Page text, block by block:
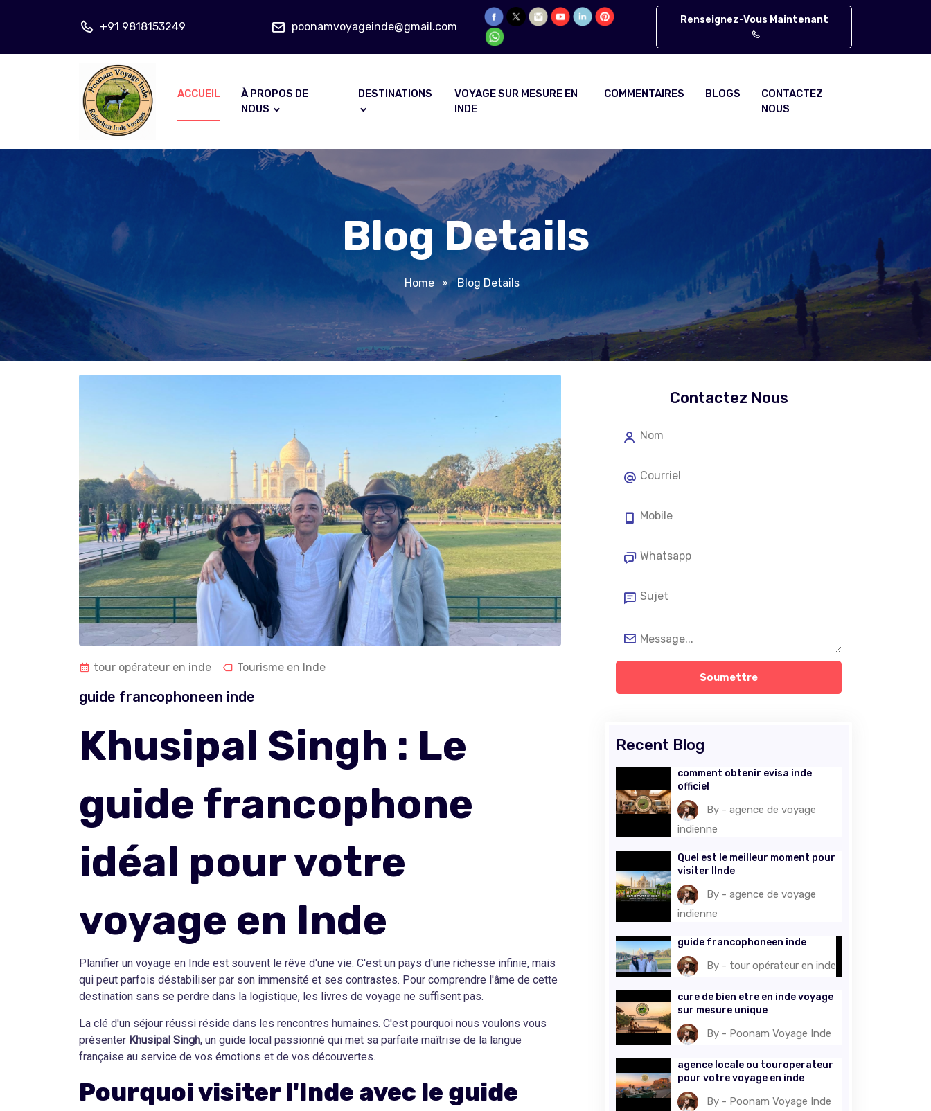
+91 9818153249 poonamvoyageinde@gmail.com
Renseignez-Vous Maintenant
ACCUEIL
À PROPOS DE
NOUS
DESTINATIONS
VOYAGE SUR MESURE EN
INDE
COMMENTAIRES BLOGS
CONTACTEZ
NOUS
Blog Details
Home Blog Details
tour opérateur en inde Tourisme en Inde
guide francophoneen inde
Khusipal Singh : Le
guide francophone
idéal pour votre
voyage en Inde
Planifier un voyage en Inde est souvent le rêve d'une vie. C'est un pays d'une richesse infinie, mais
qui peut parfois déstabiliser par son immensité et ses contrastes. Pour comprendre l'âme de cette
destination sans se perdre dans la logistique, les livres de voyage ne suffisent pas.
La clé d'un séjour réussi réside dans les rencontres humaines. C'est pourquoi nous voulons vous
présenter Khusipal Singh, un guide local passionné qui met sa parfaite maîtrise de la langue
française au service de vos émotions et de vos découvertes.
Pourquoi visiter l'Inde avec le guide
Contactez Nous
Soumettre
Recent Blog
comment obtenir evisa inde
officiel
By - agence de voyage
indienne
Quel est le meilleur moment pour
visiter lInde
By - agence de voyage
indienne
guide francophoneen inde
By - tour opérateur en inde
cure de bien etre en inde voyage
sur mesure unique
By - Poonam Voyage Inde
agence locale ou touroperateur
pour votre voyage en inde
By - Poonam Voyage Inde